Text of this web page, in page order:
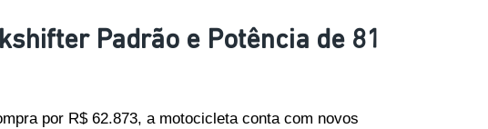
Padrão e Potência de 81
por R$ 62.873, a motocicleta conta com novos